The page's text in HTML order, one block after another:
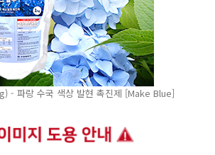
- 파랑 수국 색상 발현 촉진제 [Make Blue]